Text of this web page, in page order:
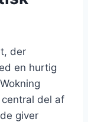
der
en hurtig
del af
giver